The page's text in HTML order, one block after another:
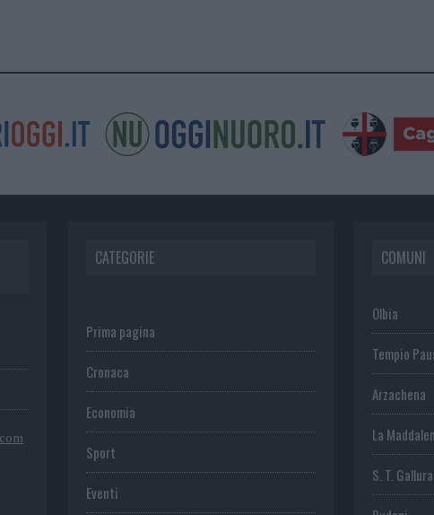
CATEGORIE
Prima pagina
Cronaca
Economia
Sport
Eventi
COMUNI
Olbia
Tempio
Arzachena
La
S. T. Gallura